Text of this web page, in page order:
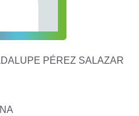
PÉREZ SALAZAR